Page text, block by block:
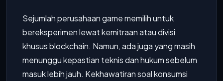
Sejumlah perusahaan game memilih untuk
bereksperimen lewat kemitraan atau divisi
khusus blockchain. Namun, ada juga yang masih
menunggu kepastian teknis dan hukum sebelum
masuk lebih jauh. Kekhawatiran soal konsumsi